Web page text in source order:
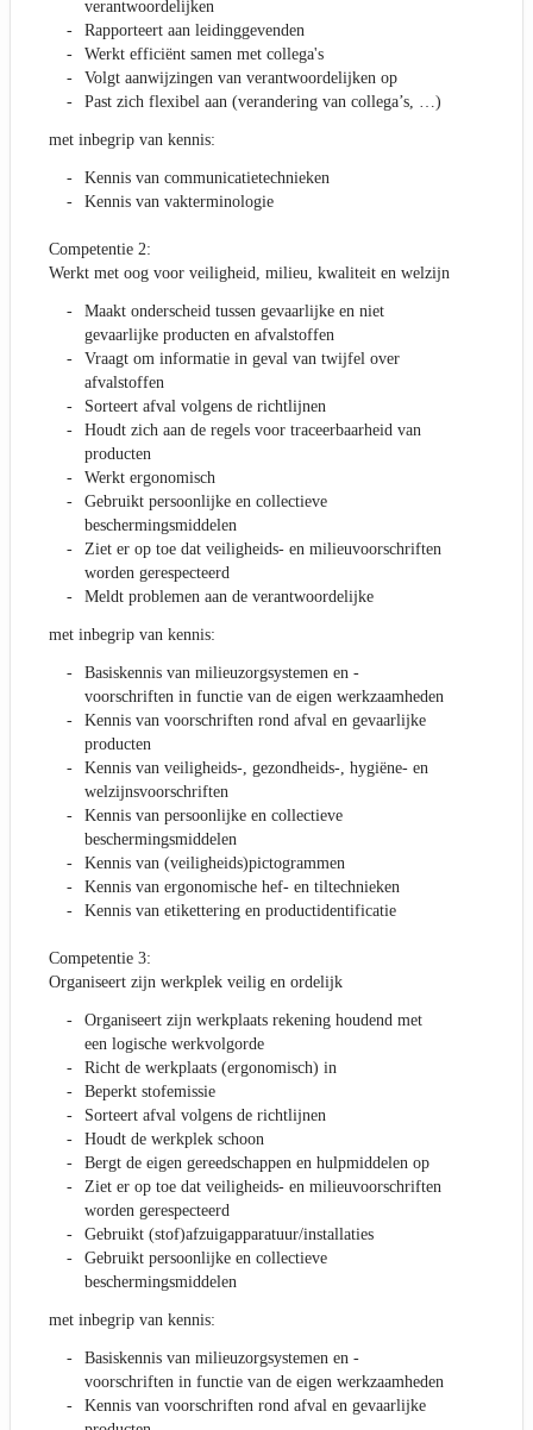
verantwoordelijken
Rapporteert aan leidinggevenden
Werkt efficiënt samen met collega's
Volgt aanwijzingen van verantwoordelijken op
Past zich flexibel aan (verandering van collega’s, …)
met inbegrip van kennis:
Kennis van communicatietechnieken
Kennis van vakterminologie
Competentie 2:
Werkt met oog voor veiligheid, milieu, kwaliteit en welzijn
Maakt onderscheid tussen gevaarlijke en niet
gevaarlijke producten en afvalstoffen
Vraagt om informatie in geval van twijfel over
afvalstoffen
Sorteert afval volgens de richtlijnen
Houdt zich aan de regels voor traceerbaarheid van
producten
Werkt ergonomisch
Gebruikt persoonlijke en collectieve
beschermingsmiddelen
Ziet er op toe dat veiligheids- en milieuvoorschriften
worden gerespecteerd
Meldt problemen aan de verantwoordelijke
met inbegrip van kennis:
Basiskennis van milieuzorgsystemen en -
voorschriften in functie van de eigen werkzaamheden
Kennis van voorschriften rond afval en gevaarlijke
producten
Kennis van veiligheids-, gezondheids-, hygiëne- en
welzijnsvoorschriften
Kennis van persoonlijke en collectieve
beschermingsmiddelen
Kennis van (veiligheids)pictogrammen
Kennis van ergonomische hef- en tiltechnieken
Kennis van etikettering en productidentificatie
Competentie 3:
Organiseert zijn werkplek veilig en ordelijk
Organiseert zijn werkplaats rekening houdend met
een logische werkvolgorde
Richt de werkplaats (ergonomisch) in
Beperkt stofemissie
Sorteert afval volgens de richtlijnen
Houdt de werkplek schoon
Bergt de eigen gereedschappen en hulpmiddelen op
Ziet er op toe dat veiligheids- en milieuvoorschriften
worden gerespecteerd
Gebruikt (stof)afzuigapparatuur/installaties
Gebruikt persoonlijke en collectieve
beschermingsmiddelen
met inbegrip van kennis:
Basiskennis van milieuzorgsystemen en -
voorschriften in functie van de eigen werkzaamheden
Kennis van voorschriften rond afval en gevaarlijke